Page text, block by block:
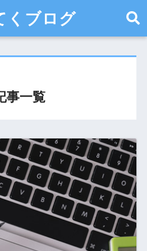
くブログ
事一覧